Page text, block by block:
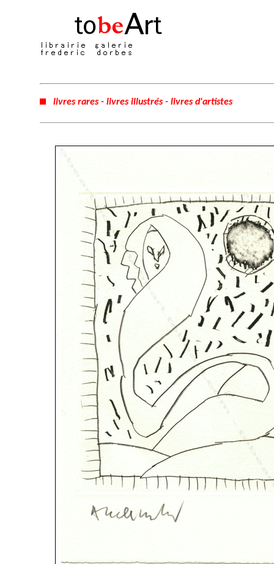
livres rares - livres illustrés - livres d'artistes